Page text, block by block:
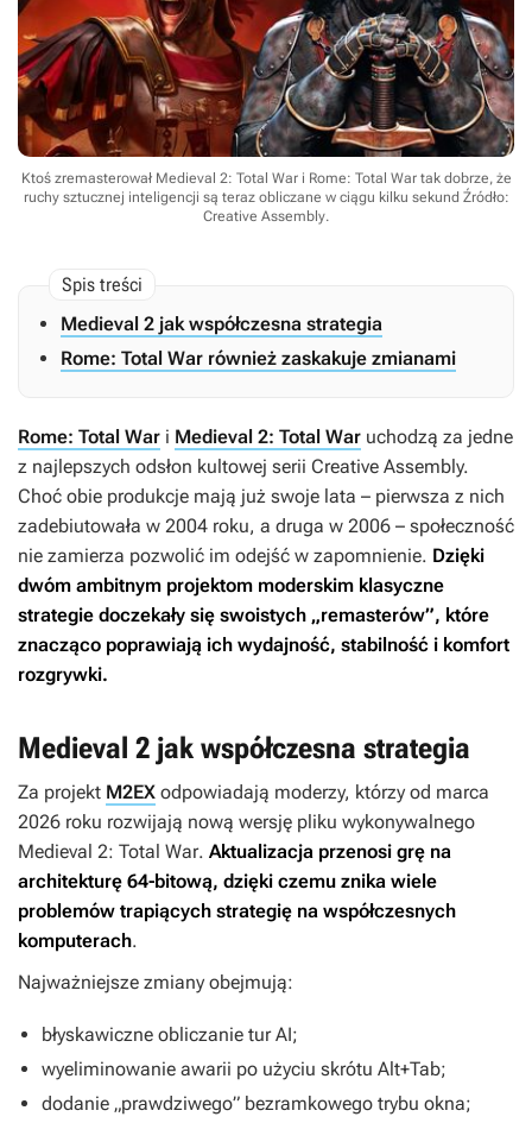
Ktoś zremasterował Medieval 2: Total War i Rome: Total War tak dobrze, że
ruchy sztucznej inteligencji są teraz obliczane w ciągu kilku sekund Źródło:
Creative Assembly.
Medieval 2 jak współczesna strategia
Rome: Total War również zaskakuje zmianami
Rome: Total War i Medieval 2: Total War uchodzą za jedne
z najlepszych odsłon kultowej serii Creative Assembly.
Choć obie produkcje mają już swoje lata – pierwsza z nich
zadebiutowała w 2004 roku, a druga w 2006 – społeczność
nie zamierza pozwolić im odejść w zapomnienie. Dzięki
dwóm ambitnym projektom moderskim klasyczne
strategie doczekały się swoistych „remasterów”, które
znacząco poprawiają ich wydajność, stabilność i komfort
rozgrywki.
Medieval 2 jak współczesna strategia
Za projekt M2EX odpowiadają moderzy, którzy od marca
2026 roku rozwijają nową wersję pliku wykonywalnego
Medieval 2: Total War. Aktualizacja przenosi grę na
architekturę 64-bitową, dzięki czemu znika wiele
problemów trapiących strategię na współczesnych
komputerach.
Najważniejsze zmiany obejmują:
błyskawiczne obliczanie tur AI;
wyeliminowanie awarii po użyciu skrótu Alt+Tab;
dodanie „prawdziwego” bezramkowego trybu okna;